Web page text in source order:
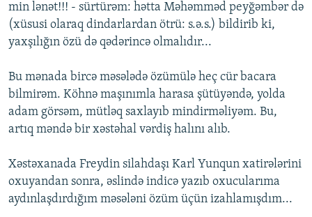
min lənət!!! - sürtürəm: hətta Məhəmməd peyğəmbər də
(xüsusi olaraq dindarlardan ötrü: s.ə.s.) bildirib ki,
yaxşılığın özü də qədərincə olmalıdır...
Bu mənada bircə məsələdə özümülə heç cür bacara
bilmirəm. Köhnə maşınımla harasa şütüyəndə, yolda
adam görsəm, mütləq saxlayıb mindirməliyəm. Bu,
artıq məndə bir xəstəhal vərdiş halını alıb.
Xəstəxanada Freydin silahdaşı Karl Yunqun xatirələrini
oxuyandan sonra, əslində indicə yazıb oxucularıma
aydınlaşdırdığım məsələni özüm üçün izahlamışdım...